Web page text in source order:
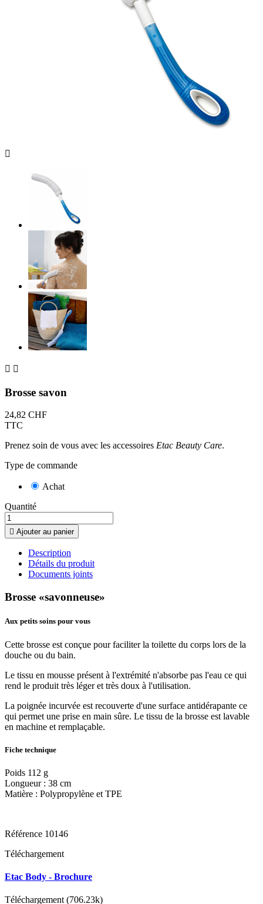

 
Brosse savon
24,82 CHF
TTC
Prenez soin de vous avec les accessoires Etac Beauty Care.
Type de commande
Achat
Quantité
 Ajouter au panier
Description
Détails du produit
Documents joints
Brosse «savonneuse»
Aux petits soins pour vous
Cette brosse est conçue pour faciliter la toilette du corps lors de la
douche ou du bain.
Le tissu en mousse présent à l'extrémité n'absorbe pas l'eau ce qui
rend le produit très léger et très doux à l'utilisation.
La poignée incurvée est recouverte d'une surface antidérapante ce
qui permet une prise en main sûre. Le tissu de la brosse est lavable
en machine et remplaçable.
Fiche technique
Poids 112 g
Longueur : 38 cm
Matière : Polypropylène et TPE
Référence 10146
Téléchargement
Etac Body - Brochure
Téléchargement (706.23k)